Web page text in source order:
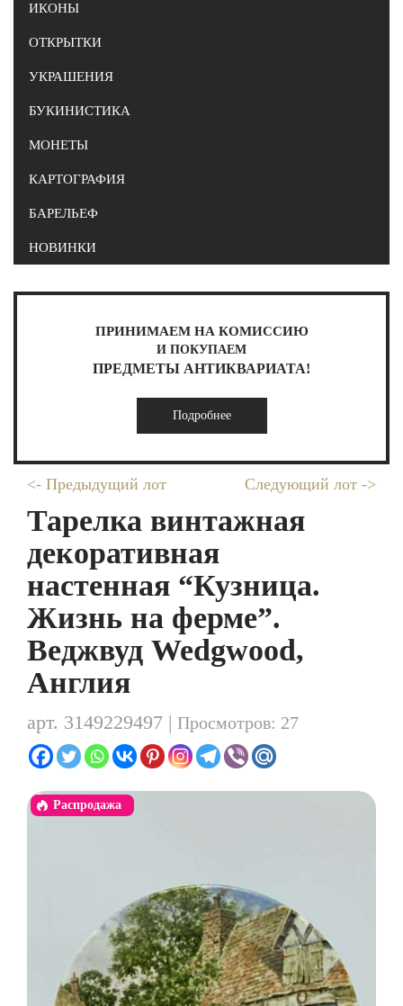
ИКОНЫ
ОТКРЫТКИ
УКРАШЕНИЯ
БУКИНИСТИКА
МОНЕТЫ
КАРТОГРАФИЯ
БАРЕЛЬЕФ
НОВИНКИ
ПРИНИМАЕМ НА КОМИССИЮ
И ПОКУПАЕМ
ПРЕДМЕТЫ АНТИКВАРИАТА!
Подробнее
<- Предыдущий лот Следующий лот ->
Тарелка винтажная
декоративная
настенная “Кузница.
Жизнь на ферме”.
Веджвуд Wedgwood,
Англия
арт. 3149229497 | Просмотров: 27
Распродажа